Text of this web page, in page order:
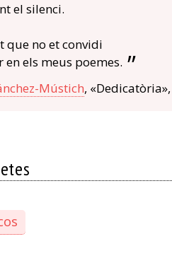
el silenci.
que no et convidi
en els meus poemes.
Mústich,